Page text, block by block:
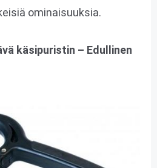
ominaisuuksia.
käsipuristin – Edullinen